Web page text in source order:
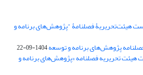
هیئت‌تحریریۀ فصلنامۀ "پژوهش‌های برنامه و
پژوهش‌های برنامه و توسعه1404-09-22
تحریریه فصلنامه «پژوهش‌های برنامه و